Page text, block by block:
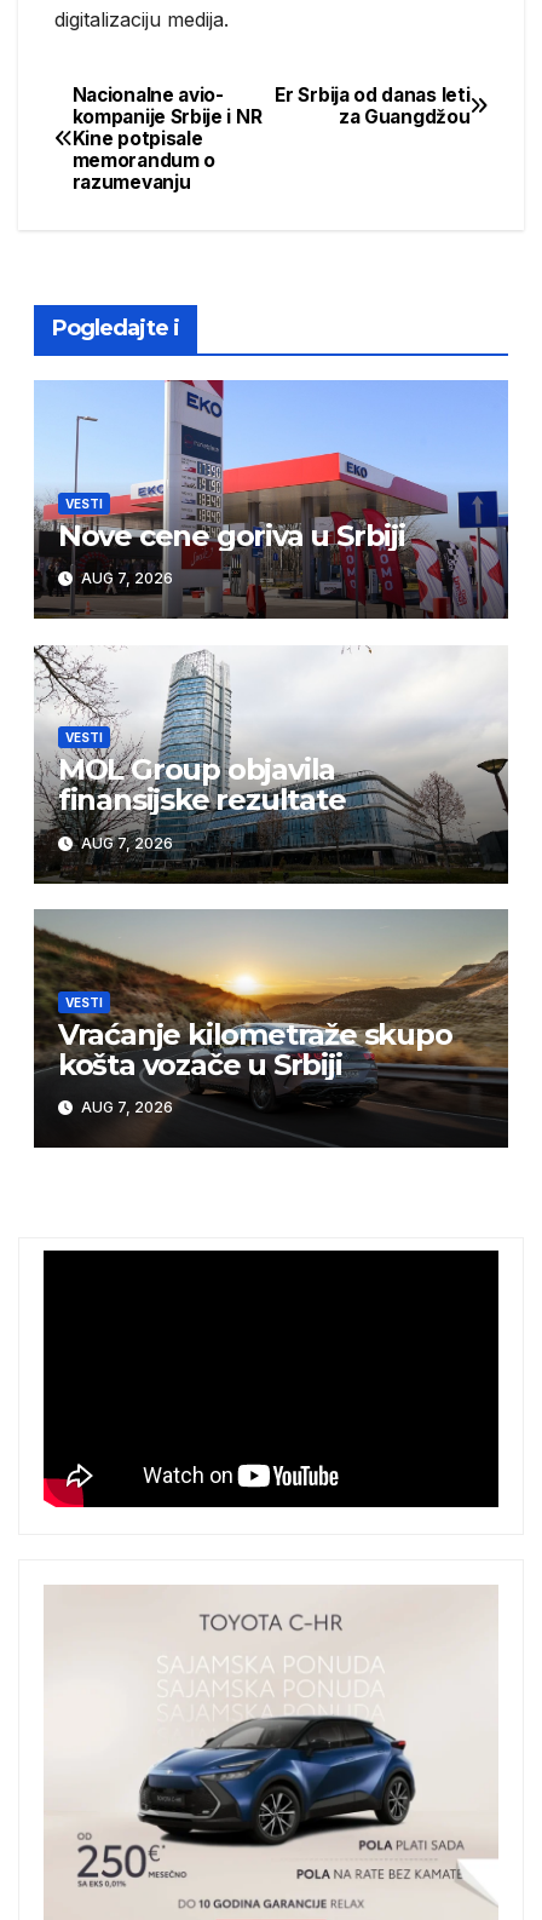
digitalizaciju medija.
Post
navigation
Er Srbija od danas leti
za Guangdžou
Nacionalne avio-
kompanije Srbije i NR
Kine potpisale
memorandum o
razumevanju
Pogledajte i
VESTI
Nove cene goriva u Srbiji
AUG 7, 2026
VESTI
MOL Group objavila
finansijske rezultate
AUG 7, 2026
VESTI
Vraćanje kilometraže skupo
košta vozače u Srbiji
AUG 7, 2026